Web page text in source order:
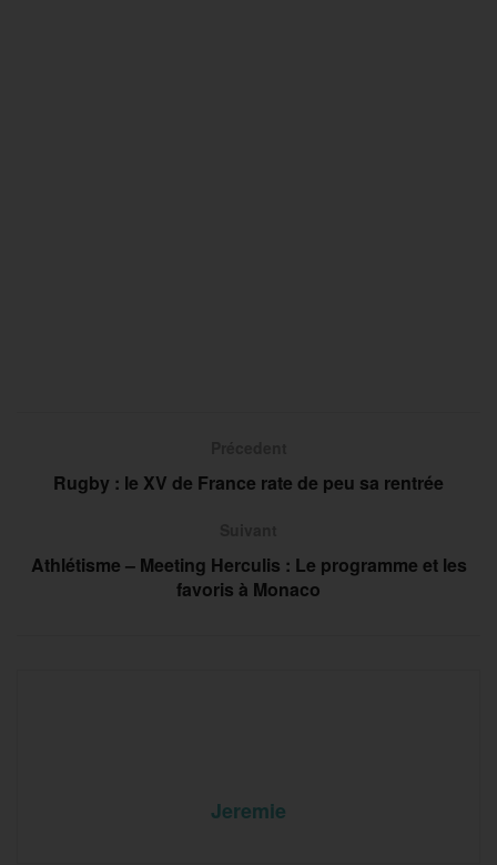
Rugby : le XV de France rate de peu sa rentrée
Athlétisme – Meeting Herculis : Le programme et les
favoris à Monaco
Jeremie